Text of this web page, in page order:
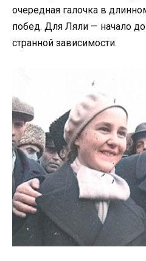
очередная галочка в
побед. Для Ляли — начало
странной зависимости.